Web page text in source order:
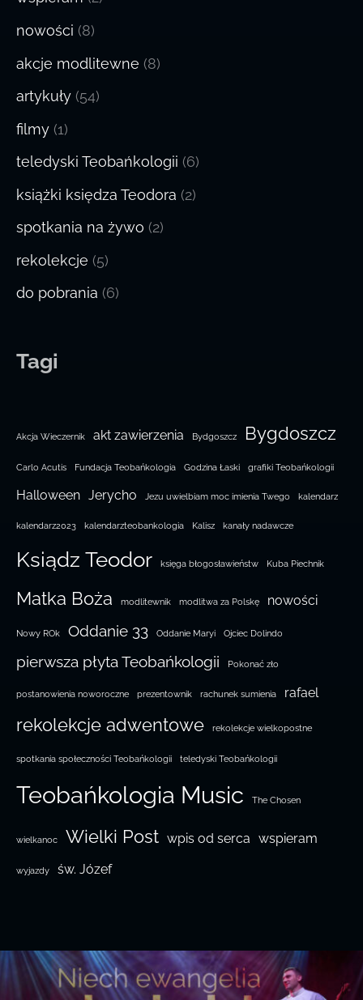
nowości (8)
akcje modlitewne (8)
artykuły (54)
filmy (1)
teledyski Teobańkologii (6)
książki księdza Teodora (2)
spotkania na żywo (2)
rekolekcje (5)
do pobrania (6)
Tagi
Akcja Wieczernik akt zawierzenia Bydgoszcz Bygdoszcz
Carlo Acutis Fundacja Teobańkologia Godzina Łaski grafiki Teobańkologii
Halloween Jerycho Jezu uwielbiam moc imienia Twego kalendarz
kalendarz2023 kalendarzteobankologia Kalisz kanały nadawcze
Ksiądz Teodor księga błogosławieństw Kuba Piechnik
Matka Boża modlitewnik modlitwa za Polskę nowości
Nowy ROk Oddanie 33 Oddanie Maryi Ojciec Dolindo
pierwsza płyta Teobańkologii Pokonać zło
postanowienia noworoczne prezentownik rachunek sumienia rafael
rekolekcje adwentowe rekolekcje wielkopostne
spotkania społeczności Teobańkologii teledyski Teobańkologii
Teobańkologia Music The Chosen
wielkanoc Wielki Post wpis od serca wspieram
wyjazdy św. Józef